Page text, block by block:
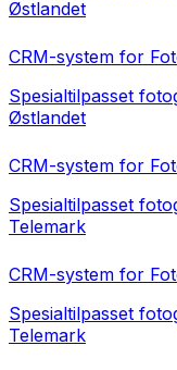
Østlandet
CRM-system for
Spesialtilpasset
Østlandet
CRM-system for
Spesialtilpasset
Telemark
CRM-system for
Spesialtilpasset
Telemark